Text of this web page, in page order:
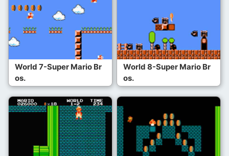
World 7-Super Mario Br
os.
World 8-Super Mario Br
os.